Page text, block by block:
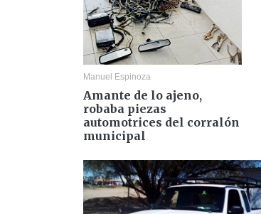
Manuel Espinoza
Amante de lo ajeno,
robaba piezas
automotrices del corralón
municipal